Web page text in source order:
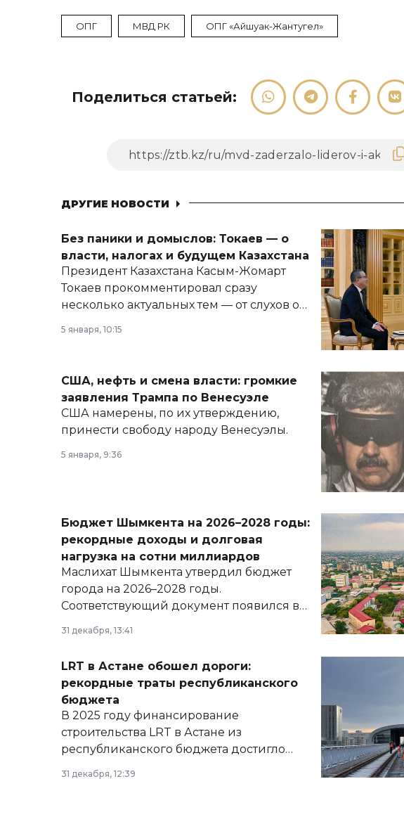
ОПГ МВД РК ОПГ «Айшуак-Жантугел»
Поделиться статьей:
ДРУГИЕ НОВОСТИ
Без паники и домыслов: Токаев — о
власти, налогах и будущем Казахстана
Президент Казахстана Касым-Жомарт
Токаев прокомментировал сразу
несколько актуальных тем — от слухов о
армии, экономики и личного здоровья.
5 января, 10:15
США, нефть и смена власти: громкие
заявления Трампа по Венесуэле
США намерены, по их утверждению,
принести свободу народу Венесуэлы.
5 января, 9:36
Бюджет Шымкента на 2026–2028 годы:
рекордные доходы и долговая
нагрузка на сотни миллиардов
Маслихат Шымкента утвердил бюджет
города на 2026–2028 годы.
Соответствующий документ появился в
базе нормативных правовых актов и на
сайте маслихат города.
31 декабря, 13:41
LRT в Астане обошел дороги:
рекордные траты республиканского
бюджета
В 2025 году финансирование
строительства LRT в Астане из
республиканского бюджета достигло
рекордных объемов.
31 декабря, 12:39